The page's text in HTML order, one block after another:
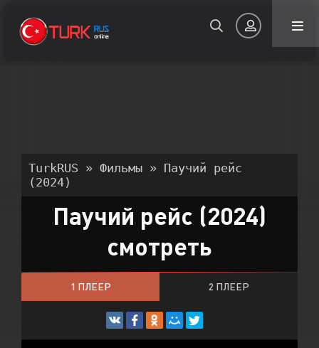
Запомнить
ВОЙТИ НА САЙТ
Регистрация Восстановить пароль
Или войти через
TurkRUS » Фильмы » Паучий рейс
(2024)
Паучий рейс (2024)
смотреть
1 ПЛЕЕР 2 ПЛЕЕР